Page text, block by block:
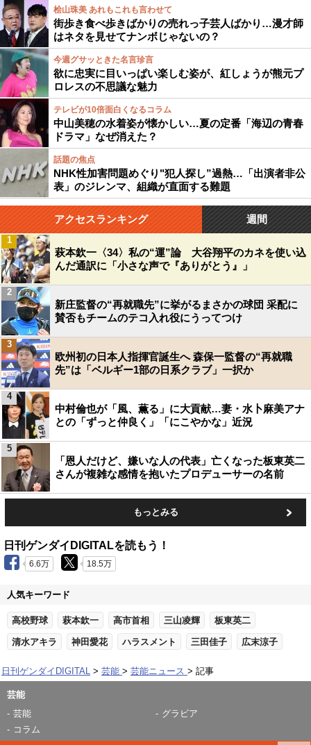
桧山珠美 あれもこれも言わせて
街歩き食べ歩きばかりの売れっ子芸人ばかり…漫才師
はネタを見せてナンボじゃないの？
今週グサッときた名言珍言
欲に忠実に目いっぱい楽しむ姿が、紅しょうが熊元プ
ロレスの不思議な魅力
テレビが10倍面白くなるコラム
中山美穂の水着姿が懐かしい…夏の定番「海辺の青春
ドラマ」なぜ消えた？
話題の焦点
NHK性加害問題めぐり"犯人探し”過熱…「出演者非公
表」のジレンマ、組織が直面する難題
アクセスランキング 週間
萩本欽一〈34〉私の“運”論 大谷翔平のカネを使い込
んだ通訳に「小さな声で『ありがとう』」
1
新庄監督の“再就職先”に挙がるまさかの球団 采配に
賛否もチームのテコ入れ役にうってつけ
2
欧州初の日本人指揮官誕生へ 森保一監督の“再就職
先”は「ベルギー1部の日系クラブ」一択か
3
中村倫也が「風、薫る」に大貢献…妻・水卜麻美アナ
との「ずっと仲良く」「にこやかな」近況
4
「恩人だけど、嫌いな人の代表」亡くなった板東英二
さんが複雑な感情を抱いたプロデューサーの名前
5
もっとみる
日刊ゲンダイDIGITALを読もう！
6.6万 18.5万
人気キーワード
高校野球 萩本欽一 高市首相 三山凌輝 板東英二
清水アキラ 神田愛花 ハラスメント 三田佳子 広末涼子
日刊ゲンダイDIGITAL 芸能 芸能ニュース 記事
芸能
芸能
グラビア
コラム